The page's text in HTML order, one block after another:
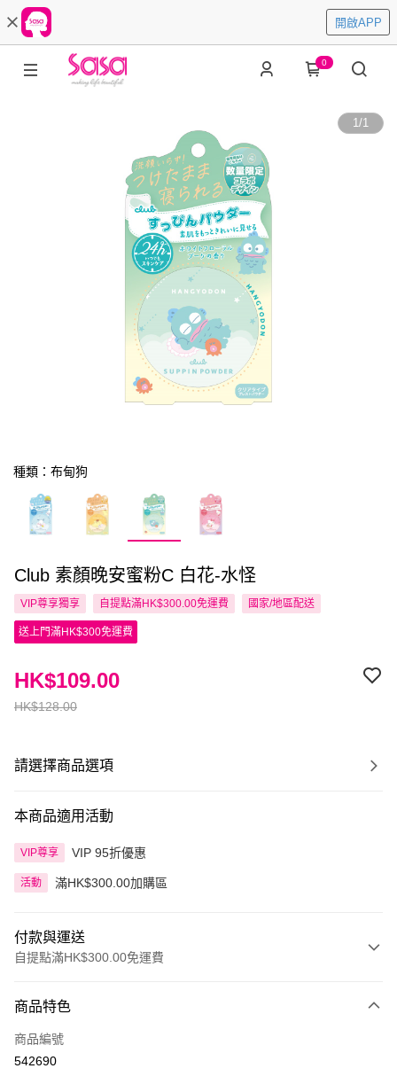
開啟APP
0
1/1
種類：布甸狗
Club 素顏晚安蜜粉C 白花-水怪
VIP尊享獨享 自提點滿HK$300.00免運費 國家/地區配送
送上門滿HK$300免運費
HK$128.00
HK$109.00
請選擇商品選項
本商品適用活動
VIP尊享 VIP 95折優惠
活動 滿HK$300.00加購區
付款與運送
自提點滿HK$300.00免運費
信用卡
Apple Pay
商品特色
商品編號
542690